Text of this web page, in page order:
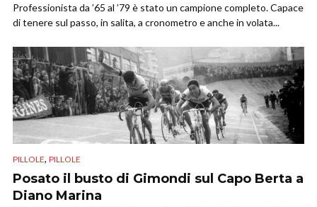
Professionista da ’65 al ’79 è stato un campione completo. Capace
di tenere sul passo, in salita, a cronometro e anche in volata...
PILLOLE, PILLOLE
Posato il busto di Gimondi sul Capo Berta a
Diano Marina